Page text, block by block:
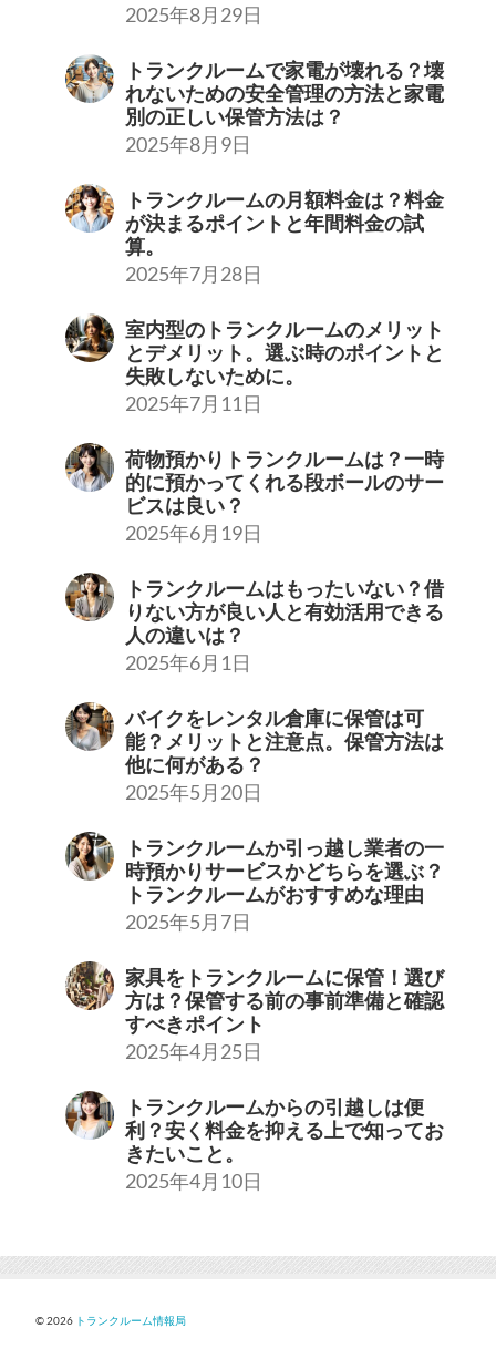
2025年8月29日
トランクルームで家電が壊れる？壊
れないための安全管理の方法と家電
別の正しい保管方法は？
2025年8月9日
トランクルームの月額料金は？料金
が決まるポイントと年間料金の試
算。
2025年7月28日
室内型のトランクルームのメリット
とデメリット。選ぶ時のポイントと
失敗しないために。
2025年7月11日
荷物預かりトランクルームは？一時
的に預かってくれる段ボールのサー
ビスは良い？
2025年6月19日
トランクルームはもったいない？借
りない方が良い人と有効活用できる
人の違いは？
2025年6月1日
バイクをレンタル倉庫に保管は可
能？メリットと注意点。保管方法は
他に何がある？
2025年5月20日
トランクルームか引っ越し業者の一
時預かりサービスかどちらを選ぶ？
トランクルームがおすすめな理由
2025年5月7日
家具をトランクルームに保管！選び
方は？保管する前の事前準備と確認
すべきポイント
2025年4月25日
トランクルームからの引越しは便
利？安く料金を抑える上で知ってお
きたいこと。
2025年4月10日
© 2026 トランクルーム情報局